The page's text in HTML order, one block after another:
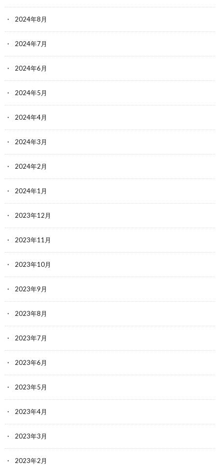
2024年8月
2024年7月
2024年6月
2024年5月
2024年4月
2024年3月
2024年2月
2024年1月
2023年12月
2023年11月
2023年10月
2023年9月
2023年8月
2023年7月
2023年6月
2023年5月
2023年4月
2023年3月
2023年2月